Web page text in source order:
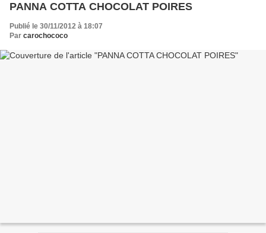
PANNA COTTA CHOCOLAT POIRES
Publié le 30/11/2012 à 18:07
Par carochococo